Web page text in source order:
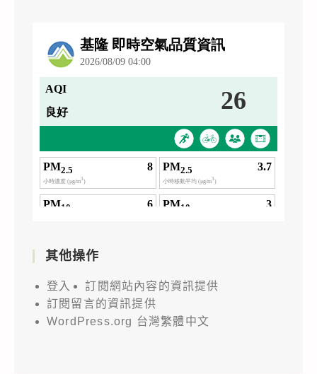
其他操作
登入
訂閱網站內容的資訊提供
訂閱留言的資訊提供
WordPress.org 台灣繁體中文